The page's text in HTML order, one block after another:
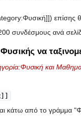
επίσης θα
συνδέσμους ανά
να
και
κάτω από το γράμμα